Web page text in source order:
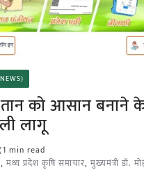
को आसान बनाने
लागू
1 min read
, मध्य प्रदेश कृषि समाचार, मुख्यमंत्री डॉ.